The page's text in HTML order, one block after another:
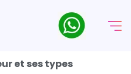
et ses types